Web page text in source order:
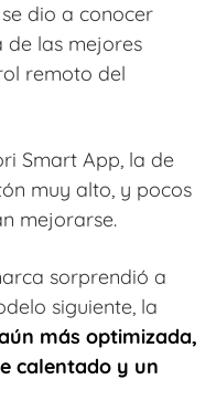
dio a conocer
de las mejores
remoto del
Smart App, la de
muy alto, y pocos
mejorarse.
sorprendió a
siguiente, la
más optimizada,
calentado y un